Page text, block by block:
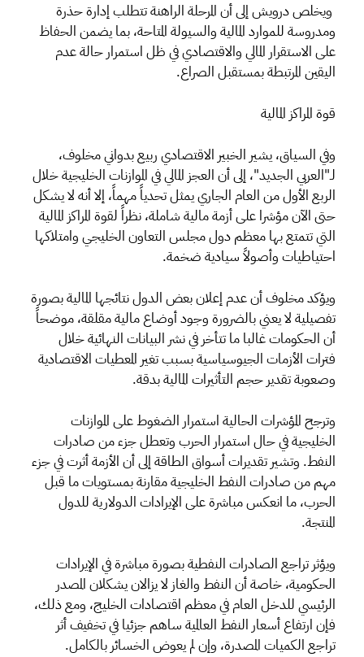
ويخلص درويش إلى أن المرحلة الراهنة تتطلب إدارة حذرة
ومدروسة للموارد المالية والسيولة المتاحة، بما يضمن الحفاظ
على الاستقرار المالي والاقتصادي في ظل استمرار حالة عدم
اليقين المرتبطة بمستقبل الصراع.
قوة المراكز المالية
وفي السياق، يشير الخبير الاقتصادي ربيع بدواني مخلوف،
لـ"العربي الجديد"، إلى أن العجز المالي في الموازنات الخليجية خلال
الربع الأول من العام الجاري يمثل تحدياً مهماً، إلا أنه لا يشكل
حتى الآن مؤشرا على أزمة مالية شاملة، نظراً لقوة المراكز المالية
التي تتمتع بها معظم دول مجلس التعاون الخليجي وامتلاكها
احتياطيات وأصولاً سيادية ضخمة.
ويؤكد مخلوف أن عدم إعلان بعض الدول نتائجها المالية بصورة
تفصيلية لا يعني بالضرورة وجود أوضاع مالية مقلقة، موضحاً
أن الحكومات غالبا ما تتأخر في نشر البيانات النهائية خلال
فترات الأزمات الجيوسياسية بسبب تغير المعطيات الاقتصادية
وصعوبة تقدير حجم التأثيرات المالية بدقة.
وترجح المؤشرات الحالية استمرار الضغوط على الموازنات
الخليجية في حال استمرار الحرب وتعطل جزء من صادرات
النفط. وتشير تقديرات أسواق الطاقة إلى أن الأزمة أثرت في جزء
مهم من صادرات النفط الخليجية مقارنة بمستويات ما قبل
الحرب، ما انعكس مباشرة على الإيرادات الدولارية للدول
المنتجة.
ويؤثر تراجع الصادرات النفطية بصورة مباشرة في الإيرادات
الحكومية، خاصة أن النفط والغاز لا يزالان يشكلان المصدر
الرئيسي للدخل العام في معظم اقتصادات الخليج، ومع ذلك،
فإن ارتفاع أسعار النفط العالمية ساهم جزئيا في تخفيف أثر
تراجع الكميات المصدرة، وإن لم يعوض الخسائر بالكامل.